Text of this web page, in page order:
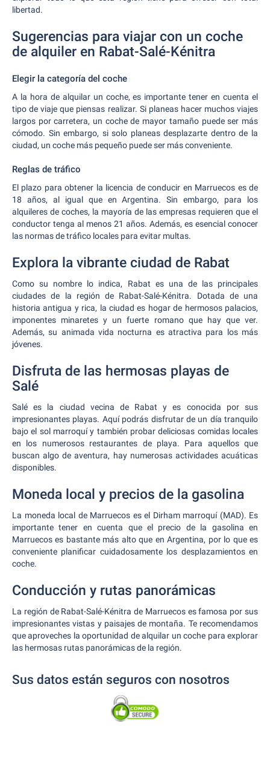
libertad.
Sugerencias para viajar con un coche
de alquiler en Rabat-Salé-Kénitra
Elegir la categoría del coche
A la hora de alquilar un coche, es importante tener en cuenta el
tipo de viaje que piensas realizar. Si planeas hacer muchos viajes
largos por carretera, un coche de mayor tamaño puede ser más
cómodo. Sin embargo, si solo planeas desplazarte dentro de la
ciudad, un coche más pequeño puede ser más conveniente.
Reglas de tráfico
El plazo para obtener la licencia de conducir en Marruecos es de
18 años, al igual que en Argentina. Sin embargo, para los
alquileres de coches, la mayoría de las empresas requieren que el
conductor tenga al menos 21 años. Además, es esencial conocer
las normas de tráfico locales para evitar multas.
Explora la vibrante ciudad de Rabat
Como su nombre lo indica, Rabat es una de las principales
ciudades de la región de Rabat-Salé-Kénitra. Dotada de una
historia antigua y rica, la ciudad es hogar de hermosos palacios,
imponentes minaretes y un fuerte romano que hay que ver.
Además, su animada vida nocturna es atractiva para los más
jóvenes.
Disfruta de las hermosas playas de
Salé
Salé es la ciudad vecina de Rabat y es conocida por sus
impresionantes playas. Aquí podrás disfrutar de un día tranquilo
bajo el sol marroquí y también probar deliciosas comidas locales
en los numerosos restaurantes de playa. Para aquellos que
buscan algo de aventura, hay numerosas actividades acuáticas
disponibles.
Moneda local y precios de la gasolina
La moneda local de Marruecos es el Dirham marroquí (MAD). Es
importante tener en cuenta que el precio de la gasolina en
Marruecos es bastante más alto que en Argentina, por lo que es
conveniente planificar cuidadosamente los desplazamientos en
coche.
Conducción y rutas panorámicas
La región de Rabat-Salé-Kénitra de Marruecos es famosa por sus
impresionantes vistas y paisajes de montaña. Te recomendamos
que aproveches la oportunidad de alquilar un coche para explorar
las hermosas rutas panorámicas de la región.
Sus datos están seguros con nosotros